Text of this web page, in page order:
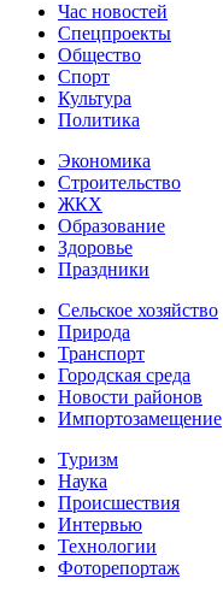
Час новостей
Спецпроекты
Общество
Спорт
Культура
Политика
Экономика
Строительство
ЖКХ
Образование
Здоровье
Праздники
Сельское хозяйство
Природа
Транспорт
Городская среда
Новости районов
Импортозамещение
Туризм
Наука
Происшествия
Интервью
Технологии
Фоторепортаж